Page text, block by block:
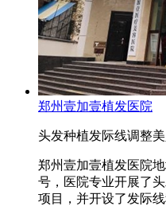
郑州壹加壹植发医院
头发种植发际线调整
郑州壹加壹植发医院
号，医院专业开展了
项目，并开设了发际